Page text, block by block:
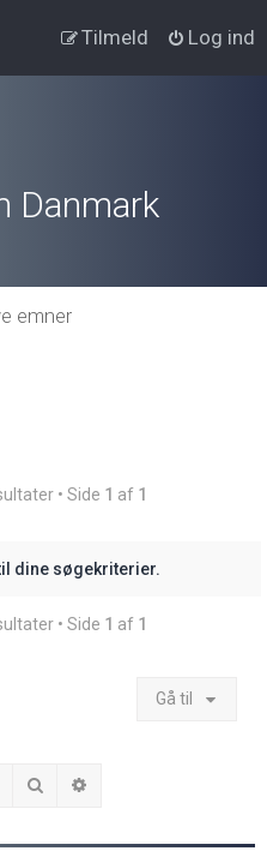
Log ind
Tilmeld
Danmark
emner
• Side 1 af 1
dine søgekriterier.
• Side 1 af 1
Gå til
Søg